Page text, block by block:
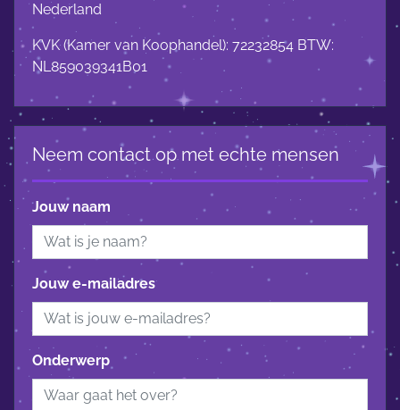
Nederland
KVK (Kamer van Koophandel): 72232854 BTW:
NL859039341B01
Neem contact op met echte mensen
Jouw naam
Jouw e-mailadres
Onderwerp